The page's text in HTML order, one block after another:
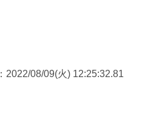
：2022/08/09(火) 12:25:32.81